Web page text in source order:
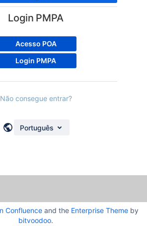
Login PMPA
Acesso POA
Login PMPA
Não consegue entrar?
Português
Confluenceand the Enterprise Themeby
bitvoodoo.